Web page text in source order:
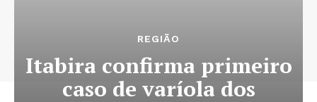
REGIÃO
Itabira confirma primeiro
caso de varíola dos